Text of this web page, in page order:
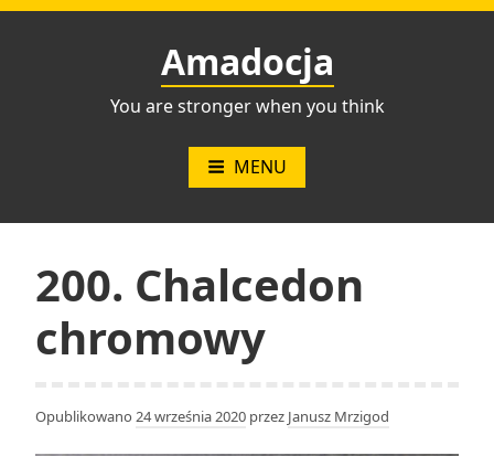
Przejdź
Amadocja
You are stronger when you think
MENU
200. Chalcedon
chromowy
Opublikowano 24 września 2020 przez Janusz Mrzigod